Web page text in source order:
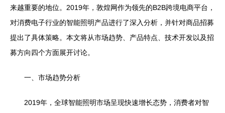
来越重要的地位。2019年，敦煌网作为领先的B2B跨境电商平台，
对消费电子行业的智能照明产品进行了深入分析，并针对商品招募
提出了具体策略。本文将从市场趋势、产品特点、技术开发以及招
募方向四个方面展开讨论。
一、市场趋势分析
2019年，全球智能照明市场呈现快速增长态势，消费者对智